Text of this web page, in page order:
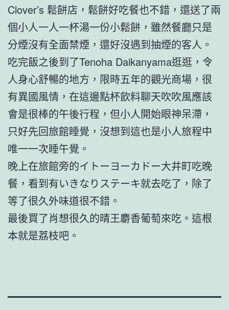
Clover’s 鬆餅店，鬆餅好吃餐也不錯，還送了兩
個小人一人一杯湯一份小鬆餅，雖然餐廳只是
分煙沒有全面禁煙，還好沒遇到抽煙的客人。
吃完飯之後到了Tenoha Daikanyama逛逛，令
人身心舒暢的地方，限時五年的觀光商場，很
有異國風情，在這邊點杯飲料聊天吹吹風應該
會是很棒的午後行程，但小人開始眼神呆滯，
只好先回旅館睡覺，沒想到這也是小人旅程中
唯一一次睡午覺。
晚上在旅館旁的イトーヨーカドー大井町吃晚
餐，看到有いきなりステーキ就去吃了，除了
等了很久外味道很不錯。
最後買了肖想很久的晴王麝香葡萄來吃。這根
本就是荔枝吧。